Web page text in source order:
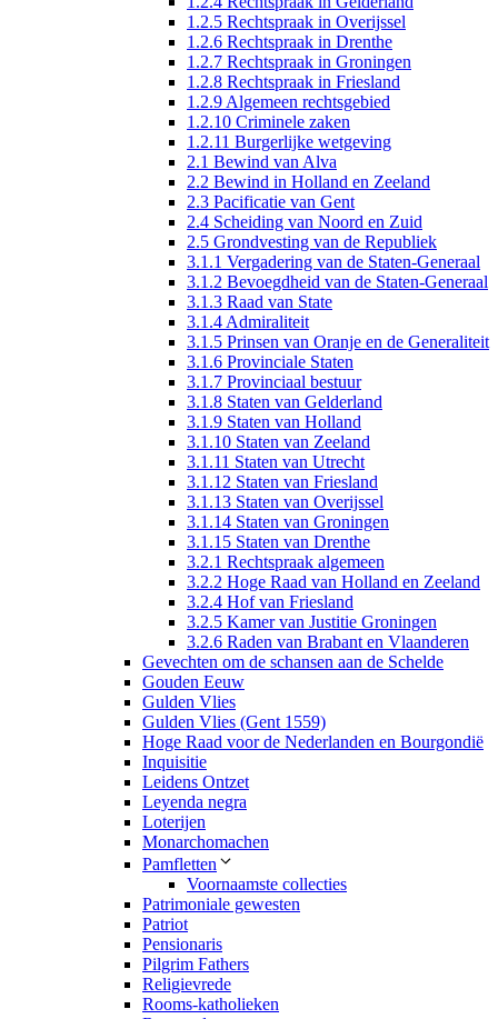
1.2.5 Rechtspraak in Overijssel
1.2.6 Rechtspraak in Drenthe
1.2.7 Rechtspraak in Groningen
1.2.8 Rechtspraak in Friesland
1.2.9 Algemeen rechtsgebied
1.2.10 Criminele zaken
1.2.11 Burgerlijke wetgeving
2.1 Bewind van Alva
2.2 Bewind in Holland en Zeeland
2.3 Pacificatie van Gent
2.4 Scheiding van Noord en Zuid
2.5 Grondvesting van de Republiek
3.1.1 Vergadering van de Staten-Generaal
3.1.2 Bevoegdheid van de Staten-Generaal
3.1.3 Raad van State
3.1.4 Admiraliteit
3.1.5 Prinsen van Oranje en de Generaliteit
3.1.6 Provinciale Staten
3.1.7 Provinciaal bestuur
3.1.8 Staten van Gelderland
3.1.9 Staten van Holland
3.1.10 Staten van Zeeland
3.1.11 Staten van Utrecht
3.1.12 Staten van Friesland
3.1.13 Staten van Overijssel
3.1.14 Staten van Groningen
3.1.15 Staten van Drenthe
3.2.1 Rechtspraak algemeen
3.2.2 Hoge Raad van Holland en Zeeland
3.2.4 Hof van Friesland
3.2.5 Kamer van Justitie Groningen
3.2.6 Raden van Brabant en Vlaanderen
Gevechten om de schansen aan de Schelde
Gouden Eeuw
Gulden Vlies
Gulden Vlies (Gent 1559)
Hoge Raad voor de Nederlanden en Bourgondië
Inquisitie
Leidens Ontzet
Leyenda negra
Loterijen
Monarchomachen
Pamfletten
Voornaamste collecties
Patrimoniale gewesten
Patriot
Pensionaris
Pilgrim Fathers
Religievrede
Rooms-katholieken